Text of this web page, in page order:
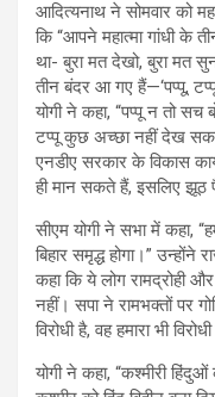
आदित्यनाथ ने सोमवार को
कि “आपने महात्मा गांधी के
था- बुरा मत देखो, बुरा मत
तीन बंदर आ गए हैं—‘पप्पू,
योगी ने कहा, “पप्पू न तो
टप्पू कुछ अच्छा नहीं देख
एनडीए सरकार के विकास
ही मान सकते हैं, इसलिए झूठ
सीएम योगी ने सभा में कहा,
बिहार समृद्ध होगा।”
कहा कि ये लोग रामद्रोही
नहीं। सपा ने रामभक्तों पर
विरोधी है, वह हमारा भी
योगी ने कहा, “कश्मीरी